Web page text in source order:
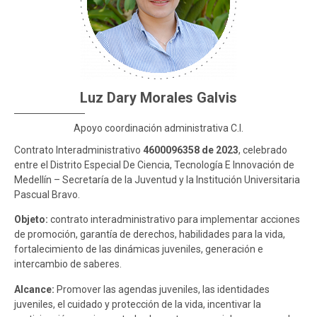
Participación Ciudadana
Sistemas de Información Innovación – SIISMED
SIRMED
Educación Continua
Documentos para contratación
Certificados contractuales
Luz Dary Morales Galvis
Apoyo coordinación administrativa C.I.
Contrato Interadministrativo 4600096358 de 2023, celebrado
entre el Distrito Especial De Ciencia, Tecnología E Innovación de
Medellín – Secretaría de la Juventud y la Institución Universitaria
Pascual Bravo.
Objeto: contrato interadministrativo para implementar acciones
de promoción, garantía de derechos, habilidades para la vida,
fortalecimiento de las dinámicas juveniles, generación e
intercambio de saberes.
Alcance: Promover las agendas juveniles, las identidades
juveniles, el cuidado y protección de la vida, incentivar la